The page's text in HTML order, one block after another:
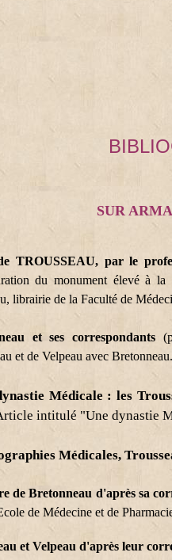
SUR
TROUSSEAU, par le
du monument élevé à la
librairie de la Faculté de
et ses correspondants
et de Velpeau avec
Médicale : les
intitulé "Une dynastie
Médicales,
de Bretonneau d'après sa
de Médecine et de
et Velpeau d'après leur